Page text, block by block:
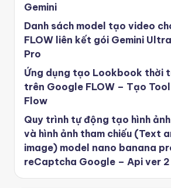
Gemini
Danh sách model tạo video
FLOW liên kết gói Gemini
Pro
Ứng dụng tạo Lookbook thời
trên Google FLOW – Tạo
Flow
Quy trình tự động tạo hình
và hình ảnh tham chiếu (Text
image) model nano banana
reCaptcha Google – Api ver